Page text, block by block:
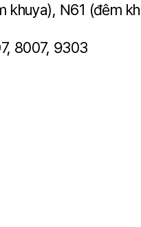
khuya), N61 (đêm
8007, 9303